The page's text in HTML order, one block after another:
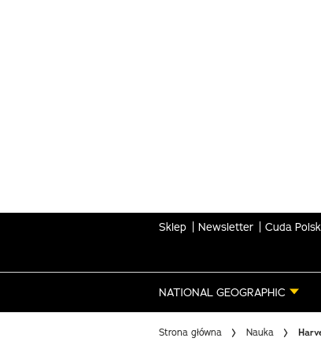
Sklep Newsletter Cuda
NATIONAL GEOGRAPHIC
Strona główna Nauka